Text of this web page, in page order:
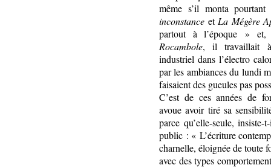
même s’il monta
inconstance et La Mégère
partout à l’époque » et,
Rocambole, il travaillait à
industriel dans l’électro
par les ambiances du lundi
faisaient des gueules pas
C’est de ces années de
avoue avoir tiré sa
parce qu’elle-seule,
public : « L’écriture
charnelle, éloignée de toute
avec des types